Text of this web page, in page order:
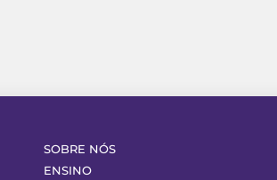
SOBRE NÓS
ENSINO